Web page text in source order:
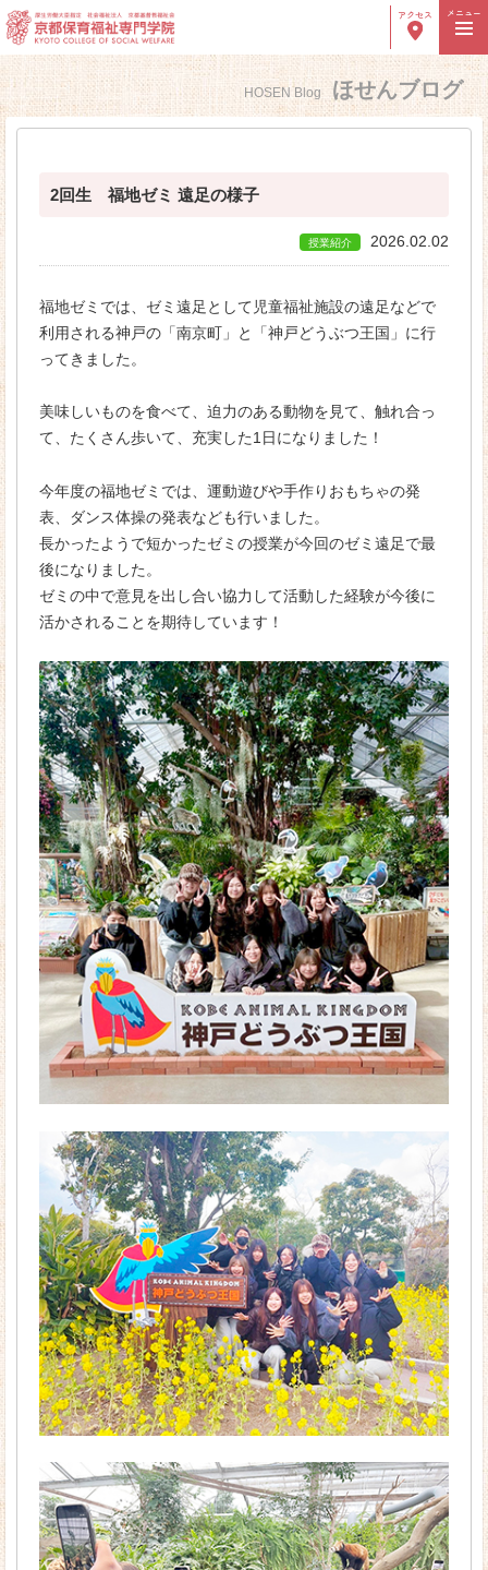
アクセス メニュー
高校生の方へ 社会人の方へ
採用ご担当者様へ
学院長ご挨拶
建学の理念・沿革
教員紹介
情報公開
学科・コース
保育科（2年制）
カリキュラム
現場主義の「京都ほせん」
「京都ほせん」の実習
リトミック
就職・資格
就職サポート
保育士の仕事
先輩からのメッセージ
資格
リトミック
入学案内
募集要項
入学金・学費
学費サポート・奨学金
既卒者のみなさまへ
オープンキャンパス
大学・短大と専門学校の違い
私たちが京都ほせんに入学した理由
キャンパスライフ
キャンパスカレンダー
在校生の１日
HOSEN Blog ほせんブログ
2回生 福地ゼミ 遠足の様子
授業紹介 2026.02.02
福地ゼミでは、ゼミ遠足として児童福祉施設の遠足などで
利用される神戸の「南京町」と「神戸どうぶつ王国」に行
ってきました。
美味しいものを食べて、迫力のある動物を見て、触れ合っ
て、たくさん歩いて、充実した1日になりました！
今年度の福地ゼミでは、運動遊びや手作りおもちゃの発
表、ダンス体操の発表なども行いました。
長かったようで短かったゼミの授業が今回のゼミ遠足で最
後になりました。
ゼミの中で意見を出し合い協力して活動した経験が今後に
活かされることを期待しています！